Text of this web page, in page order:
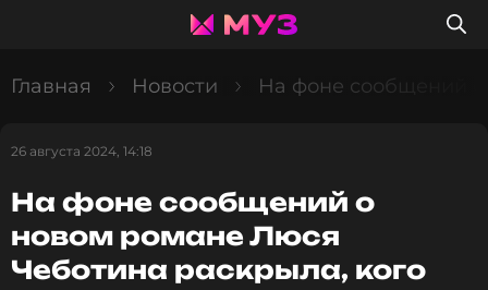
Главная Новости На фоне сообщений
26 августа 2024, 14:18
На фоне сообщений о
новом романе Люся
Чеботина раскрыла, кого